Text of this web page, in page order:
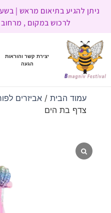
לרכוש במקום , מרחוב
יצירת קשר והוראות
הגעה
עמוד הבית/ אביזרים
צדף בת הים